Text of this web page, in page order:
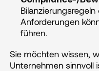
Anforderungen
führen.
Sie möchten wissen,
Unternehmen sinnvoll